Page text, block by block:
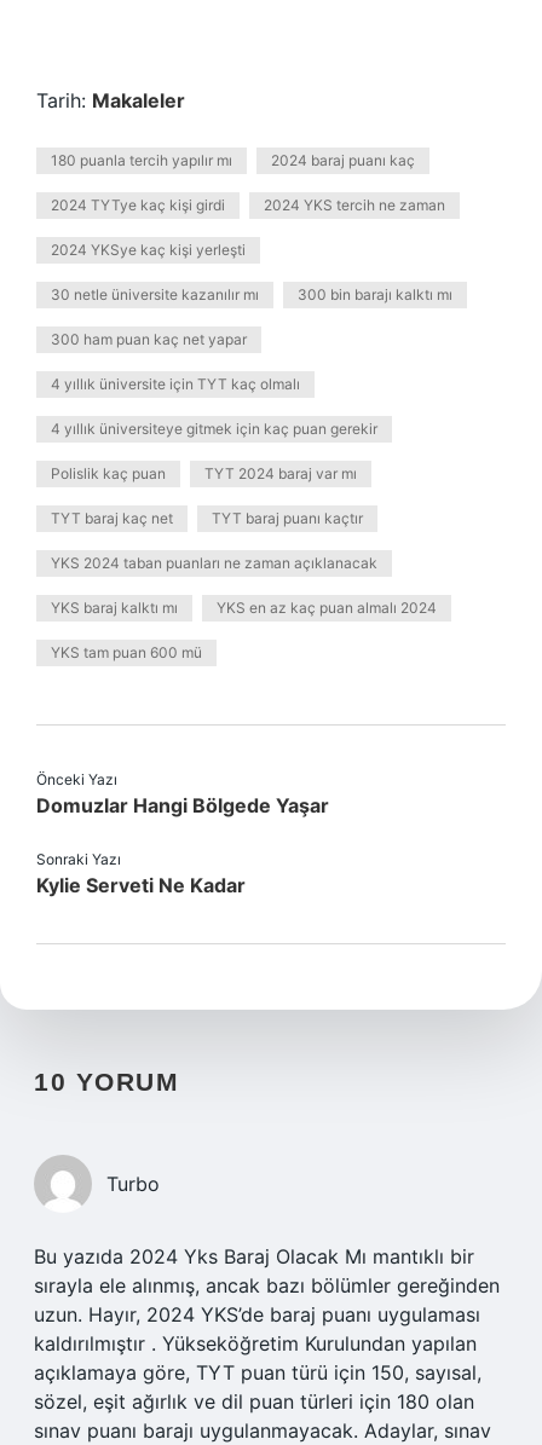
Tarih: Makaleler
180 puanla tercih yapılır mı 2024 baraj puanı kaç
2024 TYTye kaç kişi girdi 2024 YKS tercih ne zaman
2024 YKSye kaç kişi yerleşti
30 netle üniversite kazanılır mı 300 bin barajı kalktı mı
300 ham puan kaç net yapar
4 yıllık üniversite için TYT kaç olmalı
4 yıllık üniversiteye gitmek için kaç puan gerekir
Polislik kaç puan TYT 2024 baraj var mı
TYT baraj kaç net TYT baraj puanı kaçtır
YKS 2024 taban puanları ne zaman açıklanacak
YKS baraj kalktı mı YKS en az kaç puan almalı 2024
YKS tam puan 600 mü
Önceki Yazı
Domuzlar Hangi Bölgede Yaşar
Sonraki Yazı
Kylie Serveti Ne Kadar
10 YORUM
Turbo
Bu yazıda 2024 Yks Baraj Olacak Mı mantıklı bir
sırayla ele alınmış, ancak bazı bölümler gereğinden
uzun. Hayır, 2024 YKS’de baraj puanı uygulaması
kaldırılmıştır . Yükseköğretim Kurulundan yapılan
açıklamaya göre, TYT puan türü için 150, sayısal,
sözel, eşit ağırlık ve dil puan türleri için 180 olan
sınav puanı barajı uygulanmayacak. Adaylar, sınav